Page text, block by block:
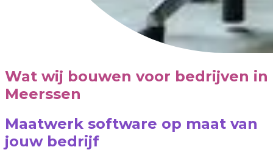
Wat wij bouwen voor bedrijven in
Meerssen
Maatwerk software op maat van
jouw bedrijf